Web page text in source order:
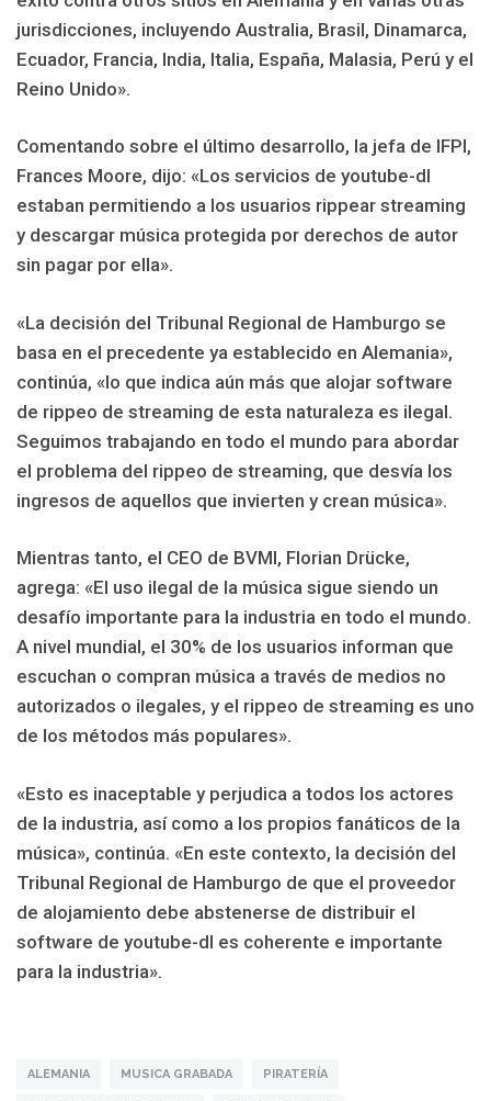
jurisdicciones, incluyendo Australia, Brasil, Dinamarca,
Ecuador, Francia, India, Italia, España, Malasia, Perú y el
Reino Unido».
Comentando sobre el último desarrollo, la jefa de IFPI,
Frances Moore, dijo: «Los servicios de youtube-dl
estaban permitiendo a los usuarios rippear streaming
y descargar música protegida por derechos de autor
sin pagar por ella».
«La decisión del Tribunal Regional de Hamburgo se
basa en el precedente ya establecido en Alemania»,
continúa, «lo que indica aún más que alojar software
de rippeo de streaming de esta naturaleza es ilegal.
Seguimos trabajando en todo el mundo para abordar
el problema del rippeo de streaming, que desvía los
ingresos de aquellos que invierten y crean música».
Mientras tanto, el CEO de BVMI, Florian Drücke,
agrega: «El uso ilegal de la música sigue siendo un
desafío importante para la industria en todo el mundo.
A nivel mundial, el 30% de los usuarios informan que
escuchan o compran música a través de medios no
autorizados o ilegales, y el rippeo de streaming es uno
de los métodos más populares».
«Esto es inaceptable y perjudica a todos los actores
de la industria, así como a los propios fanáticos de la
música», continúa. «En este contexto, la decisión del
Tribunal Regional de Hamburgo de que el proveedor
de alojamiento debe abstenerse de distribuir el
software de youtube-dl es coherente e importante
para la industria».
ALEMANIA MUSICA GRABADA PIRATERÍA